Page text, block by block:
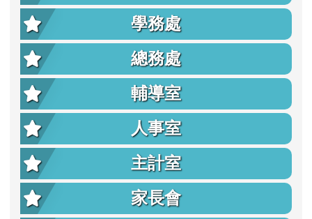
學務處
總務處
輔導室
人事室
主計室
家長會